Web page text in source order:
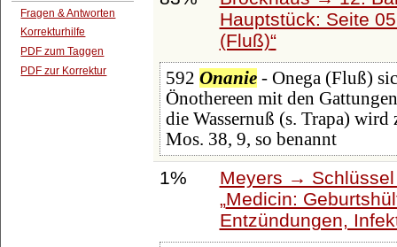
Fragen & Antworten
Korrekturhilfe
PDF zum Taggen
PDF zur Korrektur
Hauptstück: Seite
(Fluß)
592 Onanie- Onega (Fluß)
Önothereen mit den
die Wassernuß (s. Trapa) wird
Mos. 38, 9, so benannt
1%
Meyers →
Medicin:
Entzündungen,